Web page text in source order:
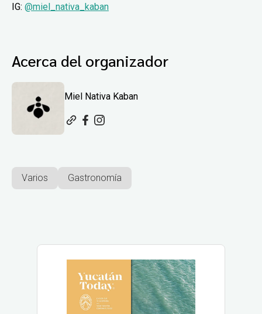
IG: @miel_nativa_kaban
Acerca del organizador
Miel Nativa Kaban
Varios Gastronomía